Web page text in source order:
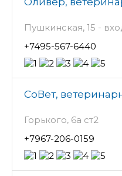
Пушкинская, 15 -
+7495-567-6440
СоВет,
Горького, 6а ст2
+7967-206-0159